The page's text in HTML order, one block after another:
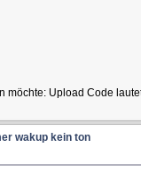
"Power Off/Power
"Power On(/Off)"
möchte: Upload Code
wakup kein ton